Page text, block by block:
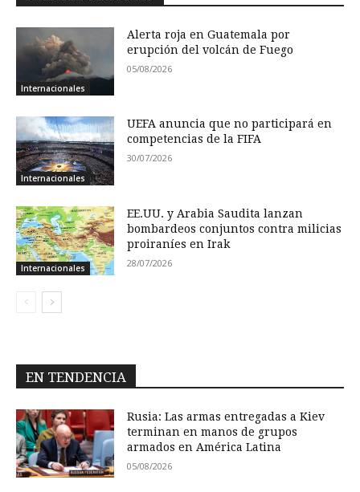
Internacionales
Alerta roja en Guatemala por
erupción del volcán de Fuego
05/08/2026
Internacionales
UEFA anuncia que no participará en
competencias de la FIFA
30/07/2026
Internacionales
EE.UU. y Arabia Saudita lanzan
bombardeos conjuntos contra milicias
proiraníes en Irak
28/07/2026
EN TENDENCIA
Rusia: Las armas entregadas a Kiev
terminan en manos de grupos
armados en América Latina
05/08/2026